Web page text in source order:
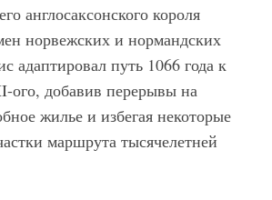
англосаксонского короля
норвежских и нормандских
адаптировал путь 1066 года к
ого, добавив перерывы на
жилье и избегая некоторые
маршрута тысячелетней